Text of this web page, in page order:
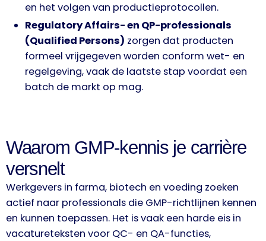
en het volgen van productieprotocollen.
Regulatory Affairs- en QP-professionals
(Qualified Persons) zorgen dat producten
formeel vrijgegeven worden conform wet- en
regelgeving, vaak de laatste stap voordat een
batch de markt op mag.
Waarom GMP-kennis je carrière
versnelt
Werkgevers in farma, biotech en voeding zoeken
actief naar professionals die GMP-richtlijnen kennen
en kunnen toepassen. Het is vaak een harde eis in
vacatureteksten voor QC- en QA-functies,